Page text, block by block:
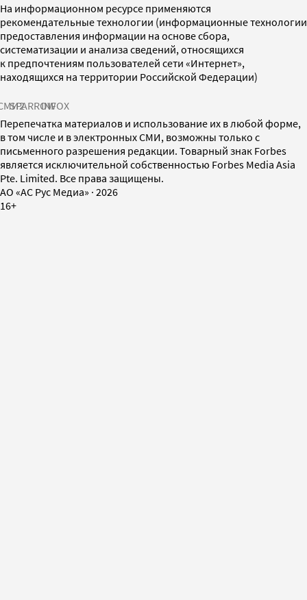
На информационном ресурсе применяются
рекомендательные технологии (информационные технологии
предоставления информации на основе сбора,
систематизации и анализа сведений, относящихся
к предпочтениям пользователей сети «Интернет»,
находящихся на территории Российской Федерации)
SPARROWINFOX
Перепечатка материалов и использование их в любой форме,
в том числе и в электронных СМИ, возможны только с
письменного разрешения редакции. Товарный знак Forbes
является исключительной собственностью Forbes Media Asia
Pte. Limited. Все права защищены.
AO «АС Рус Медиа» · 2026
16+